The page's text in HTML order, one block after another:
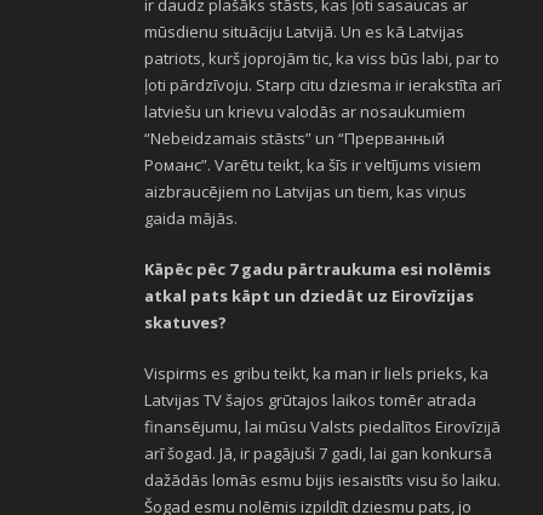
ir daudz plašāks stāsts, kas ļoti sasaucas ar
mūsdienu situāciju Latvijā. Un es kā Latvijas
patriots, kurš joprojām tic, ka viss būs labi, par to
ļoti pārdzīvoju. Starp citu dziesma ir ierakstīta arī
latviešu un krievu valodās ar nosaukumiem
“Nebeidzamais stāsts” un “Прерванный
Романс”. Varētu teikt, ka šīs ir veltījums visiem
aizbraucējiem no Latvijas un tiem, kas viņus
gaida mājās.
Kāpēc pēc 7 gadu pārtraukuma esi nolēmis
atkal pats kāpt un dziedāt uz Eirovīzijas
skatuves?
Vispirms es gribu teikt, ka man ir liels prieks, ka
Latvijas TV šajos grūtajos laikos tomēr atrada
finansējumu, lai mūsu Valsts piedalītos Eirovīzijā
arī šogad. Jā, ir pagājuši 7 gadi, lai gan konkursā
dažādās lomās esmu bijis iesaistīts visu šo laiku.
Šogad esmu nolēmis izpildīt dziesmu pats, jo